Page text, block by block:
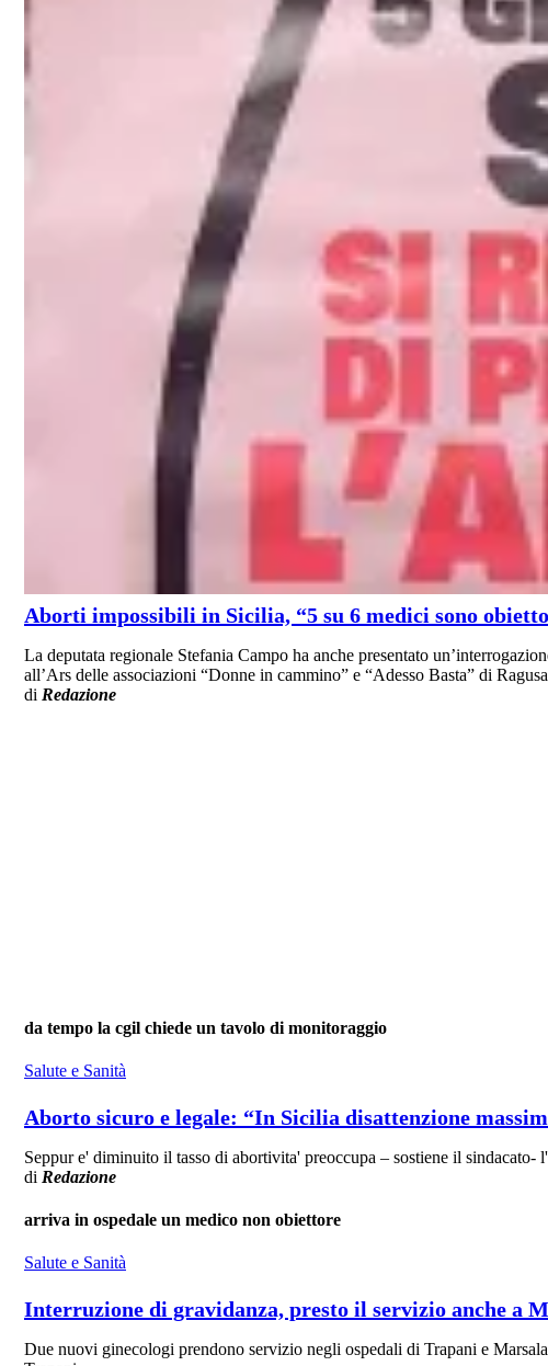
Aborti impossibili in Sicilia, “5 su 6 medici sono
La deputata regionale Stefania Campo ha anche presentato
all’Ars delle associazioni “Donne in cammino” e “Adesso Basta” di
di Redazione
da tempo la cgil chiede un tavolo di monitoraggio
Salute e Sanità
Aborto sicuro e legale: “In Sicilia disattenzione
Seppur e' diminuito il tasso di abortivita' preoccupa – sostiene il
di Redazione
arriva in ospedale un medico non obiettore
Salute e Sanità
Interruzione di gravidanza, presto il servizio anche a
Due nuovi ginecologi prendono servizio negli ospedali di Trapani e